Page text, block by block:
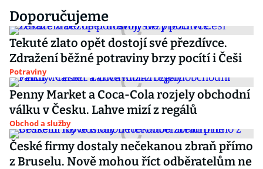
Doporučujeme
Tekuté zlato opět dostojí své přezdívce.
Zdražení běžné potraviny brzy pocítí i Češi
Potraviny
Penny Market a Coca-Cola rozjely obchodní
válku v Česku. Lahve mizí z regálů
Obchod a služby
České firmy dostaly nečekanou zbraň přímo
z Bruselu. Nově mohou říct odběratelům ne